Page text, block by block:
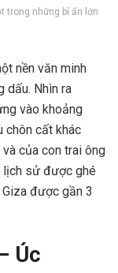
trong những bí ẩn lớn
nền văn minh
dấu. Nhìn ra
vào khoảng
chôn cất khác
và của con trai ông
lịch sử được ghé
được gần 3
Úc